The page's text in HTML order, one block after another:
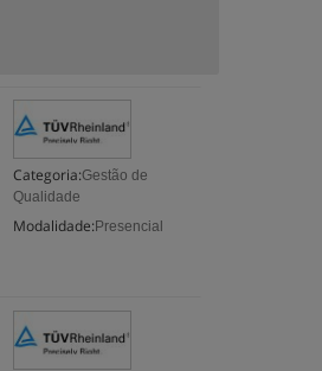
Categoria:Gestão de
Qualidade
Modalidade: Presencial